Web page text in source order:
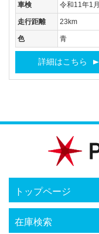
車検 令和11年1月
走行距離 23km
色 青
詳細はこちら
トップページ
在庫検索